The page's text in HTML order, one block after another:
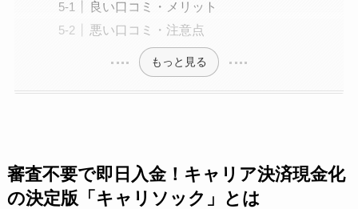
良い口コミ・メリット
悪い口コミ・注意点
もっと見る
審査不要で即日入金！キャリア決済現金化
の決定版「キャリソック」とは